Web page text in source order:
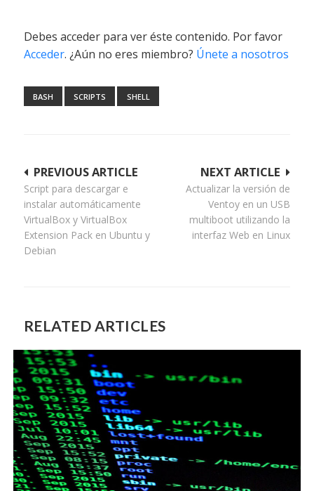
Debes acceder para ver éste contenido. Por favor
Acceder. ¿Aún no eres miembro? Únete a nosotros
BASH SCRIPTS SHELL
Navegación
de
entradas
NEXT ARTICLE
Actualizar la versión de
Ventoy en un USB
multiboot utilizando la
interfaz Web en Linux
PREVIOUS ARTICLE
Script para descargar e
instalar automáticamente
VirtualBox y VirtualBox
Extension Pack en Ubuntu y
Debian
RELATED ARTICLES